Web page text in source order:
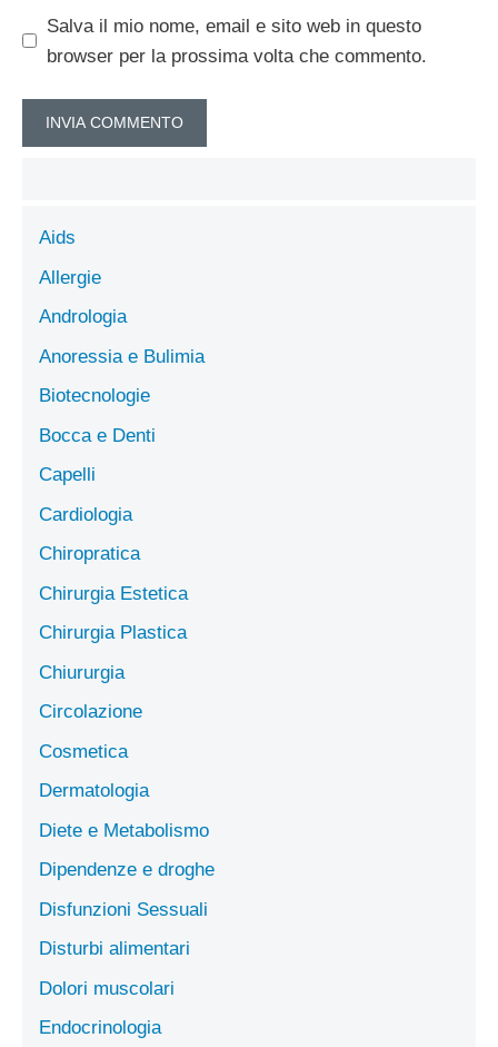
Salva il mio nome, email e sito web in questo
browser per la prossima volta che commento.
Aids
Allergie
Andrologia
Anoressia e Bulimia
Biotecnologie
Bocca e Denti
Capelli
Cardiologia
Chiropratica
Chirurgia Estetica
Chirurgia Plastica
Chiururgia
Circolazione
Cosmetica
Dermatologia
Diete e Metabolismo
Dipendenze e droghe
Disfunzioni Sessuali
Disturbi alimentari
Dolori muscolari
Endocrinologia